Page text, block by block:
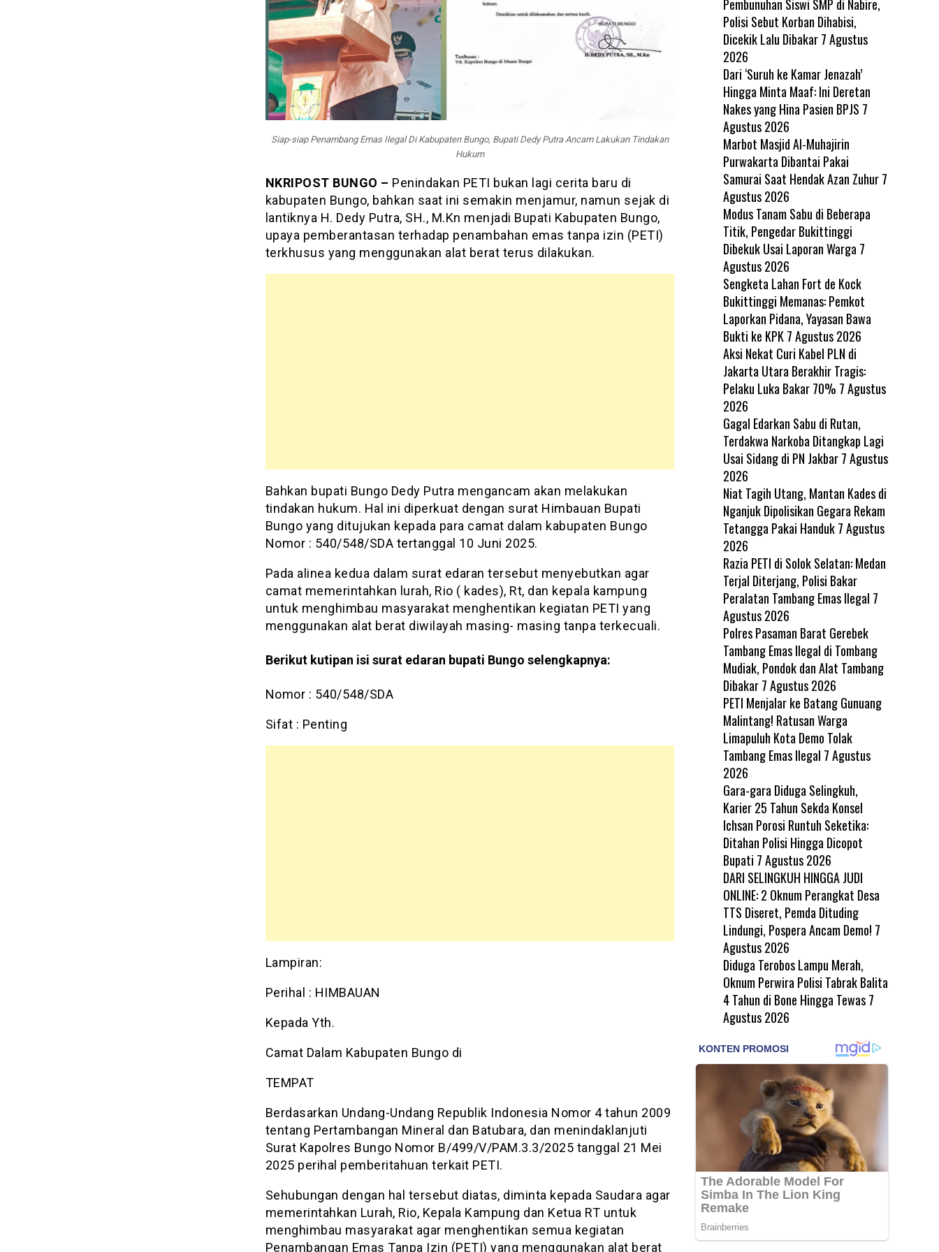
Siap-siap Penambang Emas Ilegal Di Kabupaten Bungo, Bupati Dedy Putra Ancam Lakukan Tindakan
Hukum
NKRIPOST BUNGO – Penindakan PETI bukan lagi cerita baru di
kabupaten Bungo, bahkan saat ini semakin menjamur, namun sejak di
lantiknya H. Dedy Putra, SH., M.Kn menjadi Bupati Kabupaten Bungo,
upaya pemberantasan terhadap penambahan emas tanpa izin (PETI)
terkhusus yang menggunakan alat berat terus dilakukan.
Bahkan bupati Bungo Dedy Putra mengancam akan melakukan
tindakan hukum. Hal ini diperkuat dengan surat Himbauan Bupati
Bungo yang ditujukan kepada para camat dalam kabupaten Bungo
Nomor : 540/548/SDA tertanggal 10 Juni 2025.
Pada alinea kedua dalam surat edaran tersebut menyebutkan agar
camat memerintahkan lurah, Rio ( kades), Rt, dan kepala kampung
untuk menghimbau masyarakat menghentikan kegiatan PETI yang
menggunakan alat berat diwilayah masing- masing tanpa terkecuali.
Berikut kutipan isi surat edaran bupati Bungo selengkapnya:
Nomor : 540/548/SDA
Sifat : Penting
Lampiran:
Perihal : HIMBAUAN
Kepada Yth.
Camat Dalam Kabupaten Bungo di
TEMPAT
Berdasarkan Undang-Undang Republik Indonesia Nomor 4 tahun 2009
tentang Pertambangan Mineral dan Batubara, dan menindaklanjuti
Surat Kapolres Bungo Nomor B/499/V/PAM.3.3/2025 tanggal 21 Mei
2025 perihal pemberitahuan terkait PETI.
Sehubungan dengan hal tersebut diatas, diminta kepada Saudara agar
memerintahkan Lurah, Rio, Kepala Kampung dan Ketua RT untuk
menghimbau masyarakat agar menghentikan semua kegiatan
Penambangan Emas Tanpa Izin (PETI) yang menggunakan alat berat
Pembunuhan Siswi SMP di Nabire,
Polisi Sebut Korban Dihabisi,
Dicekik Lalu Dibakar 7 Agustus
2026
Dari ‘Suruh ke Kamar Jenazah’
Hingga Minta Maaf: Ini Deretan
Nakes yang Hina Pasien BPJS 7
Agustus 2026
Marbot Masjid Al-Muhajirin
Purwakarta Dibantai Pakai
Samurai Saat Hendak Azan Zuhur 7
Agustus 2026
Modus Tanam Sabu di Beberapa
Titik, Pengedar Bukittinggi
Dibekuk Usai Laporan Warga 7
Agustus 2026
Sengketa Lahan Fort de Kock
Bukittinggi Memanas: Pemkot
Laporkan Pidana, Yayasan Bawa
Bukti ke KPK 7 Agustus 2026
Aksi Nekat Curi Kabel PLN di
Jakarta Utara Berakhir Tragis:
Pelaku Luka Bakar 70% 7 Agustus
2026
Gagal Edarkan Sabu di Rutan,
Terdakwa Narkoba Ditangkap Lagi
Usai Sidang di PN Jakbar 7 Agustus
2026
Niat Tagih Utang, Mantan Kades di
Nganjuk Dipolisikan Gegara Rekam
Tetangga Pakai Handuk 7 Agustus
2026
Razia PETI di Solok Selatan: Medan
Terjal Diterjang, Polisi Bakar
Peralatan Tambang Emas Ilegal 7
Agustus 2026
Polres Pasaman Barat Gerebek
Tambang Emas Ilegal di Tombang
Mudiak, Pondok dan Alat Tambang
Dibakar 7 Agustus 2026
PETI Menjalar ke Batang Gunuang
Malintang! Ratusan Warga
Limapuluh Kota Demo Tolak
Tambang Emas Ilegal 7 Agustus
2026
Gara-gara Diduga Selingkuh,
Karier 25 Tahun Sekda Konsel
Ichsan Porosi Runtuh Seketika:
Ditahan Polisi Hingga Dicopot
Bupati 7 Agustus 2026
DARI SELINGKUH HINGGA JUDI
ONLINE: 2 Oknum Perangkat Desa
TTS Diseret, Pemda Dituding
Lindungi, Pospera Ancam Demo! 7
Agustus 2026
Diduga Terobos Lampu Merah,
Oknum Perwira Polisi Tabrak Balita
4 Tahun di Bone Hingga Tewas 7
Agustus 2026